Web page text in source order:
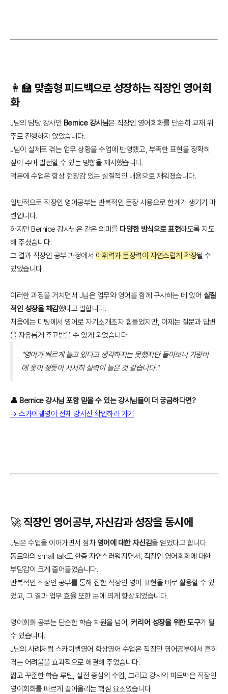
👩‍🏫 맞춤형 피드백으로 성장하는 직장인 영어회
화
J님의 담당 강사인 Bernice 강사님은 직장인 영어회화를 단순히 교재 위
주로 진행하지 않았습니다.
J님이 실제로 겪는 업무 상황을 수업에 반영했고, 부족한 표현을 정확히
짚어 주며 발전할 수 있는 방향을 제시했습니다.
덕분에 수업은 항상 현장감 있는 실질적인 내용으로 채워졌습니다.
일반적으로 직장인 영어공부는 반복적인 문장 사용으로 한계가 생기기 마
련입니다.
하지만 Bernice 강사님은 같은 의미를 다양한 방식으로 표현하도록 지도
해 주셨습니다.
그 결과 직장인 공부 과정에서 어휘력과 문장력이 자연스럽게 확장될 수
있었습니다.
이러한 과정을 거치면서 J님은 업무와 영어를 함께 구사하는 데 있어 실질
적인 성장을 체감했다고 말합니다.
처음에는 미팅에서 영어로 자기소개조차 힘들었지만, 이제는 질문과 답변
을 자유롭게 주고받을 수 있게 되었습니다.
"영어가 빠르게 늘고 있다고 생각하지는 못했지만 돌아보니 가랑비
에 옷이 젖듯이 서서히 실력이 늘은 것 같습니다."
👤 Bernice 강사님 포함 믿을 수 있는 강사님들이 더 궁금하다면?
→ 스카이벨영어 전체 강사진 확인하러 가기
🚀 직장인 영어공부, 자신감과 성장을 동시에
J님은 수업을 이어가면서 점차 영어에 대한 자신감을 얻었다고 합니다.
동료와의 small talk도 한층 자연스러워지면서, 직장인 영어회화에 대한
부담감이 크게 줄어들었습니다.
반복적인 직장인 공부를 통해 접한 직장인 영어 표현을 바로 활용할 수 있
었고, 그 결과 업무 효율 또한 눈에 띄게 향상되었습니다.
영어회화 공부는 단순한 학습 차원을 넘어,커리어 성장을 위한 도구가 될
수 있습니다.
J님의 사례처럼 스카이벨영어 화상영어 수업은 직장인 영어공부에서 흔히
겪는 어려움을 효과적으로 해결해 주었습니다.
짧고 꾸준한 학습 루틴, 실전 중심의 수업, 그리고 강사의 피드백은 직장인
영어회화를 빠르게 끌어올리는 핵심 요소였습니다.